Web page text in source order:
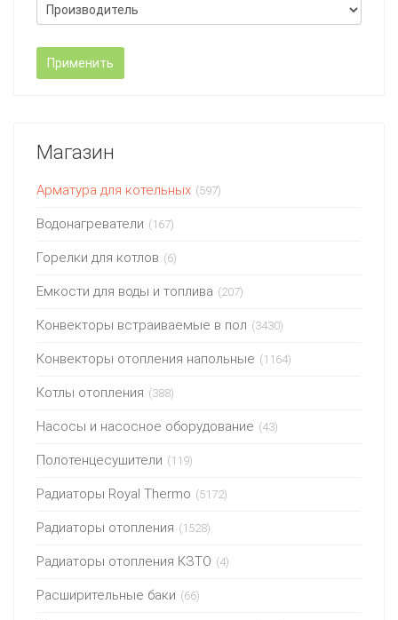
Применить
Магазин
Арматура для котельных (597)
Водонагреватели (167)
Горелки для котлов (6)
Емкости для воды и топлива (207)
Конвекторы встраиваемые в пол (3430)
Конвекторы отопления напольные (1164)
Котлы отопления (388)
Насосы и насосное оборудование (43)
Полотенцесушители (119)
Радиаторы Royal Thermo (5172)
Радиаторы отопления (1528)
Радиаторы отопления КЗТО (4)
Расширительные баки (66)